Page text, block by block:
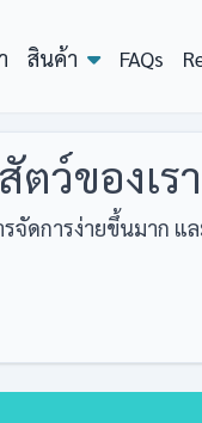
สินค้า FAQs
ว์ของเร
รจัดการง่ายขึ้นมาก